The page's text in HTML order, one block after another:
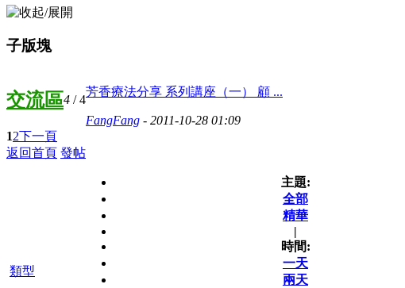
子版塊
交流區4 / 4
芳香療法分享 系列講座（一） 顧 ...
FangFang - 2011-10-28 01:09
12下一頁
返回首頁 發帖
類型
主題:
全部
精華
|
時間:
一天
兩天